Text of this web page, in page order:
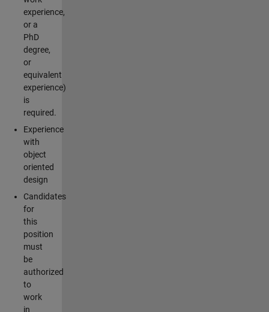
experience,
or a
PhD
degree,
or
equivalent
experience)
is
required.
Experience
with
object
oriented
design
Candidates
for
this
position
must
be
authorized
to
work
in